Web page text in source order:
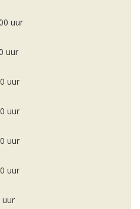
uur
uur
uur
uur
uur
uur
uur